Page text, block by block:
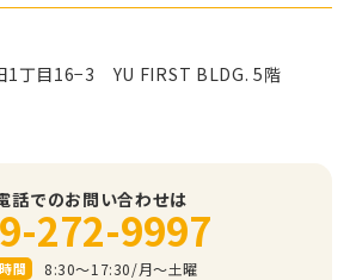
1丁目16−3 YU FIRST BLDG. 5階
話でのお問い合わせは
272-9997
間 8:30～17:30/⽉〜⼟曜